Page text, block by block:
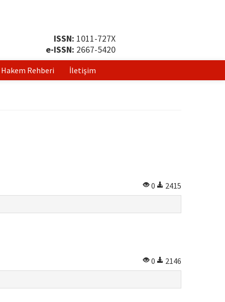
ISSN: 1011-727X
e-ISSN: 2667-5420
Hakem Rehberi İletişim
0
2415
0
2146